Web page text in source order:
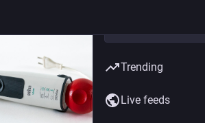
Trending
Live feeds